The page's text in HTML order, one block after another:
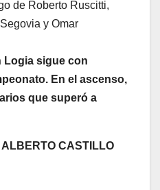
de Roberto Ruscitti,
y Omar
Logia sigue con
En el ascenso,
que superó a
CASTILLO